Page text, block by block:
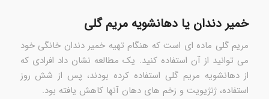
خمیر دندان یا دهانشویه مریم گلی
مریم گلی ماده ای است که هنگام تهیه خمیر دندان خانگی خود
می توانید از آن استفاده کنید. یک مطالعه نشان داد افرادی که
از دهانشویه مریم گلی استفاده کرده بودند، پس از شش روز
استفاده، ژنژیویت و زخم های دهان آنها کاهش یافته بود.